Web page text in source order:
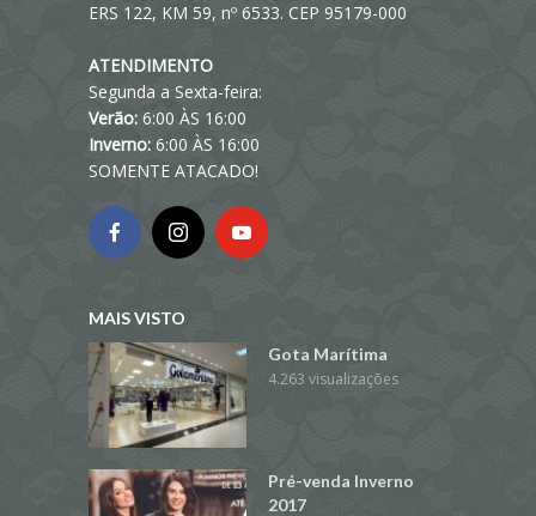
ERS 122, KM 59, nº 6533. CEP 95179-000
ATENDIMENTO
Segunda a Sexta-feira:
Verão: 6:00 ÀS 16:00
Inverno: 6:00 ÀS 16:00
SOMENTE ATACADO!
MAIS VISTO
Gota Marítima
4.263 visualizações
Pré-venda Inverno
2017